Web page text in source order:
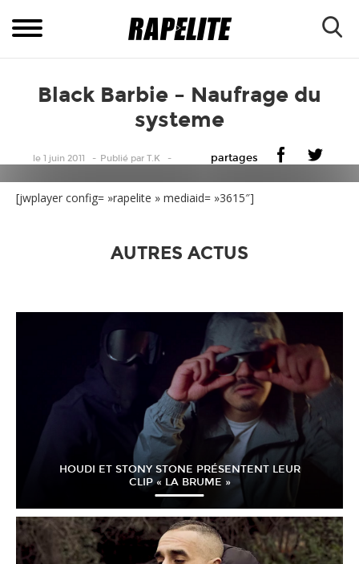
Black Barbie – Naufrage du
systeme
le 1 juin 2011 Publiépar T.K partages
[jwplayer config= »rapelite » mediaid= »3615″]
AUTRES ACTUS
HOUDI ET STONY STONE PRÉSENTENT LEUR
CLIP « LA BRUME »